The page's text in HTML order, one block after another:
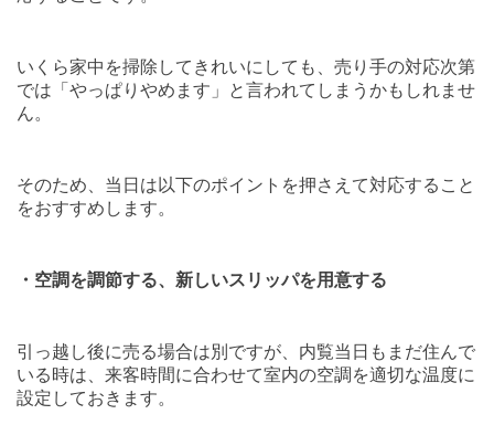
いくら家中を掃除してきれいにしても、売り手の対応次第
では「やっぱりやめます」と言われてしまうかもしれませ
ん。
そのため、当日は以下のポイントを押さえて対応すること
をおすすめします。
・空調を調節する、新しいスリッパを用意する
引っ越し後に売る場合は別ですが、内覧当日もまだ住んで
いる時は、来客時間に合わせて室内の空調を適切な温度に
設定しておきます。